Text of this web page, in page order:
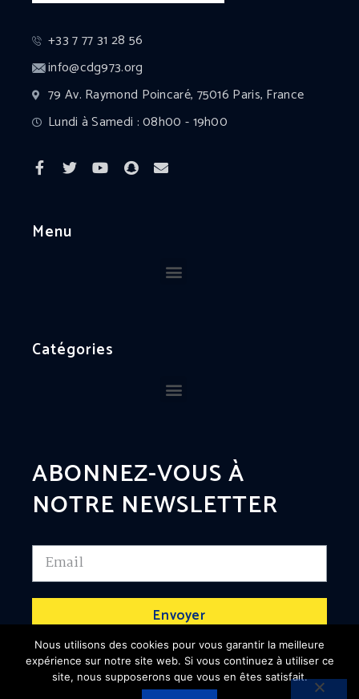
+33 7 77 31 28 56
info@cdg973.org
79 Av. Raymond Poincaré, 75016 Paris, France
Lundi à Samedi : 08h00 - 19h00
Menu
Catégories
ABONNEZ-VOUS À
NOTRE NEWSLETTER
Envoyer
Nous utilisons des cookies pour vous garantir la meilleure
expérience sur notre site web. Si vous continuez à utiliser ce
site, nous supposerons que vous en êtes satisfait.